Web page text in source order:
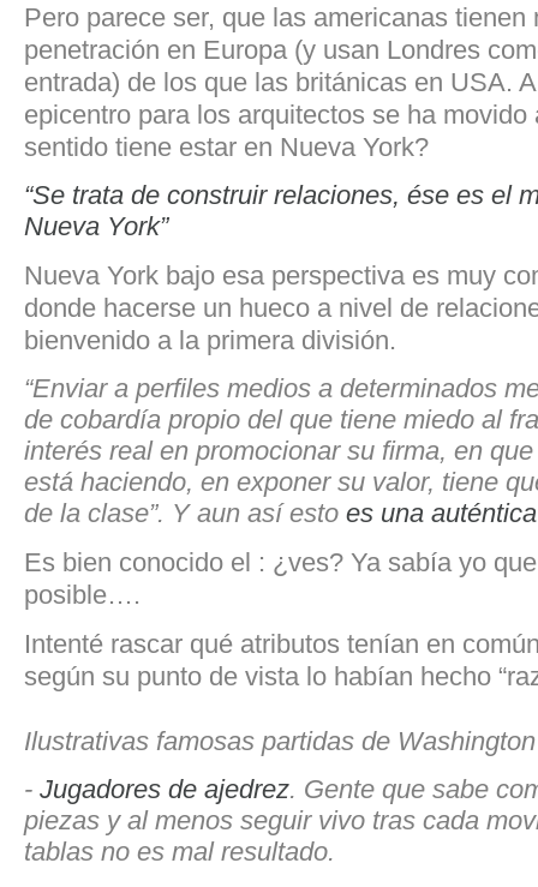
Pero parece ser, que las americanas tienen
penetración en Europa (y usan Londres
entrada) de los que las británicas en USA.
epicentro para los arquitectos se ha
sentido tiene estar en Nueva York?
“Se trata de construir relaciones, ése es el
Nueva York”
Nueva York bajo esa perspectiva es muy
donde hacerse un hueco a nivel de
bienvenido a la primera división.
“Enviar a perfiles medios a determinados
de cobardía propio del que tiene miedo al
interés real en promocionar su firma, en
está haciendo, en exponer su valor, tiene
de la clase”. Y aun así esto es una
Es bien conocido el : ¿ves? Ya sabía yo
posible….
Intenté rascar qué atributos tenían en
según su punto de vista lo habían hecho
Ilustrativas famosas partidas de
- Jugadores de ajedrez. Gente que sabe
piezas y al menos seguir vivo tras cada
tablas no es mal resultado.